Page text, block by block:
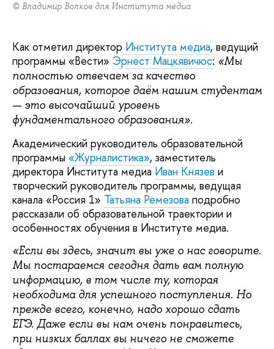
© Владимир Волков для Института медиа
Как отметил директор Института медиа, ведущий
программы «Вести» Эрнест Мацкявичюс: «Мы
полностью отвечаем за качество
образования, которое даём нашим студентам
— это высочайший уровень
фундаментального образования».
Академический руководитель образовательной
программы «Журналистика», заместитель
директора Института медиа Иван Князев и
творческий руководитель программы, ведущая
канала «Россия 1» Татьяна Ремезова подробно
рассказали об образовательной траектории и
особенностях обучения в Институте медиа.
«Если вы здесь, значит вы уже о нас говорите.
Мы постараемся сегодня дать вам полную
информацию, в том числе ту, которая
необходима для успешного поступления. Но
прежде всего, конечно, надо хорошо сдать
ЕГЭ. Даже если вы нам очень понравитесь,
при низких баллах вы ничего не сможете